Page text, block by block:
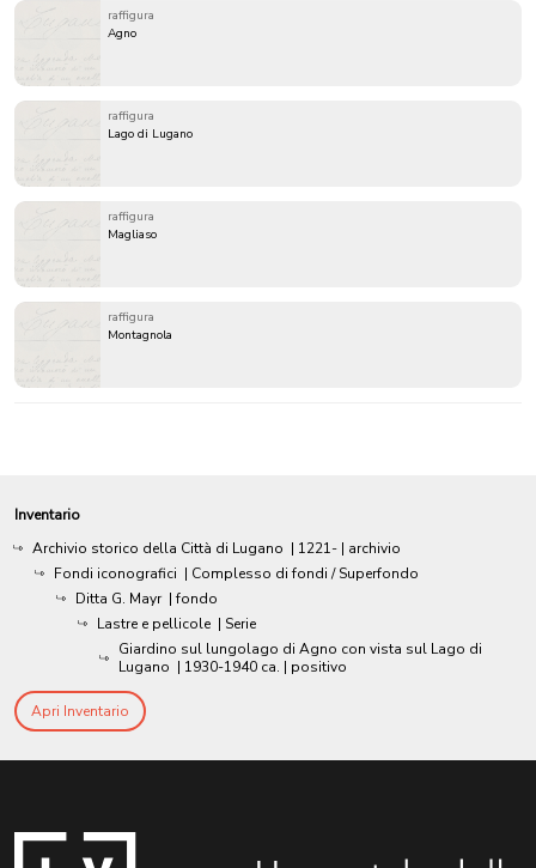
raffigura
Agno
raffigura
Lago di Lugano
raffigura
Magliaso
raffigura
Montagnola
Inventario
Archivio storico della Città di Lugano | 1221- | archivio
Fondi iconografici | Complesso di fondi / Superfondo
Ditta G. Mayr | fondo
Lastre e pellicole | Serie
Giardino sul lungolago di Agno con vista sul Lago di
Lugano | 1930-1940 ca. | positivo
Apri Inventario